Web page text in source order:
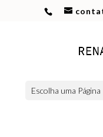
Escolha uma Página